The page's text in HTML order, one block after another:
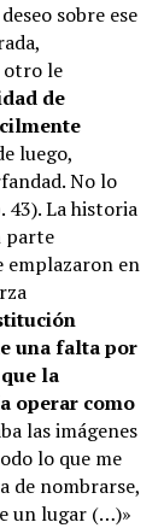
sobre ese
otro le
de
luego,
No lo
43). La historia
parte
emplazaron en
una falta por
la
operar como
las imágenes
lo que me
de nombrarse,
un lugar (…)»